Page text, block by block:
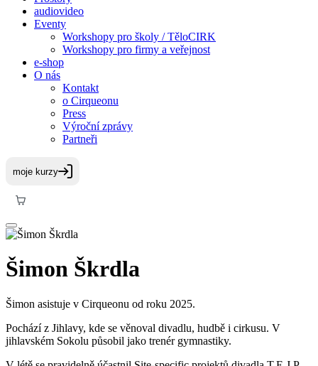
audiovideo
Eventy
Workshopy pro školy / TěloCIRK
Workshopy pro firmy a veřejnost
e-shop
O nás
Kontakt
o Cirqueonu
Press
Výroční zprávy
Partneři
Šimon Škrdla
Šimon asistuje v Cirqueonu od roku 2025.
Pochází z Jihlavy, kde se věnoval divadlu, hudbě i cirkusu. V
jihlavském Sokolu působil jako trenér gymnastiky.